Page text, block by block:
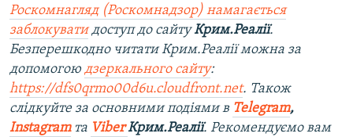
Роскомнагляд (Роскомнадзор) намагається
заблокуватидоступ до сайтуКрим.Реалії.
Безперешкодно читати Крим.Реалії можна за
допомогою дзеркального сайту:
https://dfs0qrmo00d6u.cloudfront.net. Також
слідкуйте за основними подіями в Telegram,
Instagramта ViberКрим.Реалії. Рекомендуємо вам